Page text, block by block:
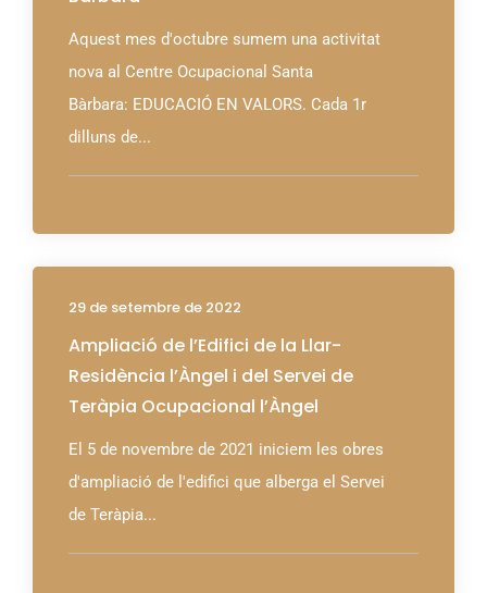
Aquest mes d'octubre sumem una activitat
nova al Centre Ocupacional Santa
Bàrbara: EDUCACIÓ EN VALORS. Cada 1r
dilluns de...
29 de setembre de 2022
Ampliació de l’Edifici de la Llar-
Residència l’Àngel i del Servei de
Teràpia Ocupacional l’Àngel
El 5 de novembre de 2021 iniciem les obres
d'ampliació de l'edifici que alberga el Servei
de Teràpia...